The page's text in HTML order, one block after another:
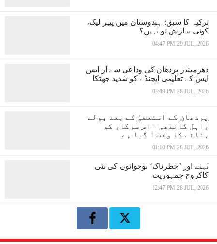
ترکیہ کا سبق: ہندوستان میں پیپر لیک،
کوئی سازش تو نہیں؟
04:47 PM 29 JUL, 2026
دھرمیندر پردھان کی وداعی سے آر ایس
ایس کے تعلیمی ایجنڈے کو شدید جھٹکا
03:49 PM 28 JUL, 2026
پردھان کے استعفیٰ کے بعد بولے
راہل گاندھی – اس سرکار کو
ہٹانے کا وقت آ گیا ہے
01:10 PM 28 JUL, 2026
نہتے اور ’خطرناک‘ نوجوانوں کی نئی
کاکروچ جمہوریت
12:47 PM 28 JUL, 2026